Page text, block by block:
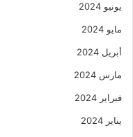
يونيو 2024
مايو 2024
أبريل 2024
مارس 2024
فبراير 2024
يناير 2024